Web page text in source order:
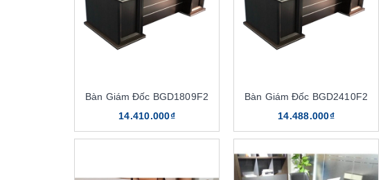
Bàn Giám Đốc BGD1809F2
14.410.000₫
Bàn Giám Đốc BGD2410F2
14.488.000₫